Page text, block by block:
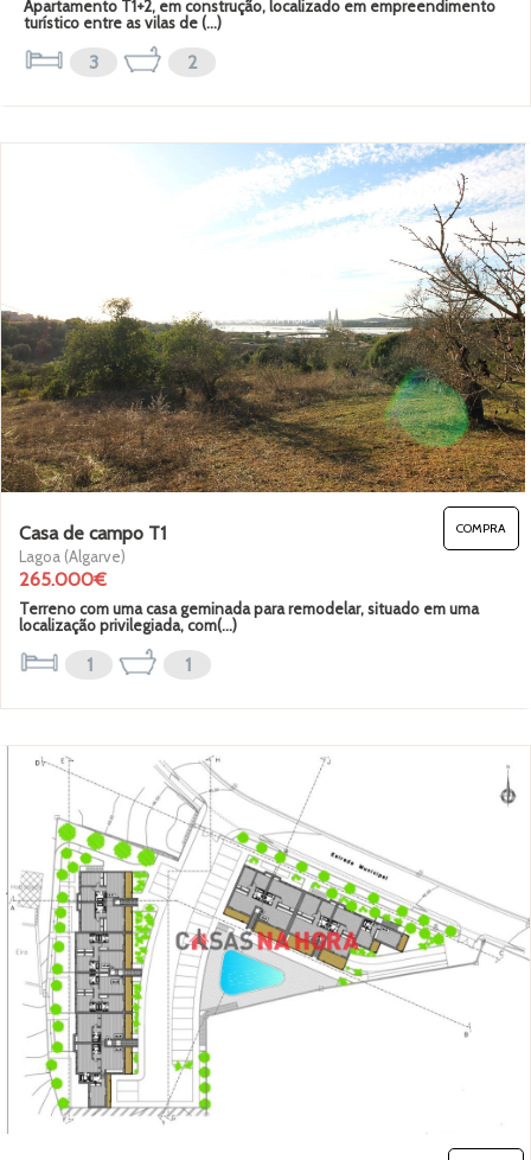
Apartamento T1+2, em construção, localizado em empreendimento
turístico entre as vilas de (...)
3 2
Casa de campo T1
Lagoa (Algarve)
COMPRA
265.000€
Terreno com uma casa geminada para remodelar, situado em uma
localização privilegiada, com(...)
1 1